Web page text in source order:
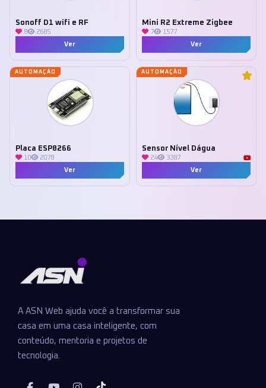
Sonoff D1 wifi e RF
8
2685
Ver
Mini R2 Extreme Zigbee
7
1577
Ver
AUTOMAÇÃO
Placa ESP8266
10
2078
Ver
AUTOMAÇÃO
Sensor Nível Dágua
24
3387
Ver
A ASN Web ajuda você a transformar sua
casa em uma casa inteligente, com
conteúdo, mentoria e projetos de
tecnologia.